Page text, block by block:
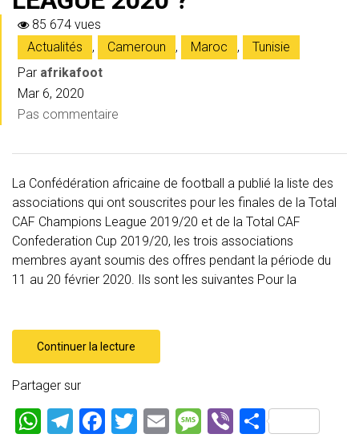
85 674 vues
Actualités
, Cameroun , Maroc ,
Tunisie
Par afrikafoot
Mar 6, 2020
Pas commentaire
La Confédération africaine de football a publié la liste des
associations qui ont souscrites pour les finales de la Total
CAF Champions League 2019/20 et de la Total CAF
Confederation Cup 2019/20, les trois associations
membres ayant soumis des offres pendant la période du
11 au 20 février 2020. Ils sont les suivantes Pour la
Continuer la lecture
Partager sur
W
T
F
T
E
M
Vi P